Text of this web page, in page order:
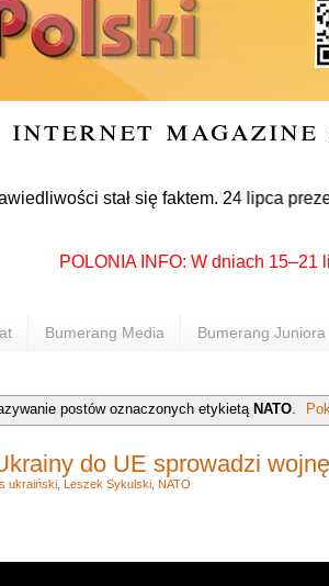
internet
stał się faktem. 24 lipca prezes
POLONIA INFO: W dniach 15–21
Bumerang Media Bumerang Juniora
postów oznaczonych etykietą NATO.
do UE sprowadzi
ukraiński, Leszek Sykulski, NATO